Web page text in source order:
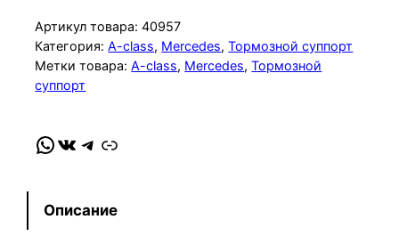
ч
е
с
т
о
т
Артикул товара: 40957
Категория:A-class, Mercedes, Тормозной суппорт
Метки товара:A-class, Mercedes, Тормозной
суппорт
WhatsApp VK Telegram Link
Описание